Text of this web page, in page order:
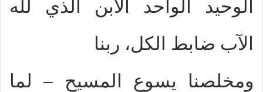
الوحيد الواحد الابن الذي لله
الآب ضابط الكل، ربنا
ومخلصنا يسوع المسيح – لما